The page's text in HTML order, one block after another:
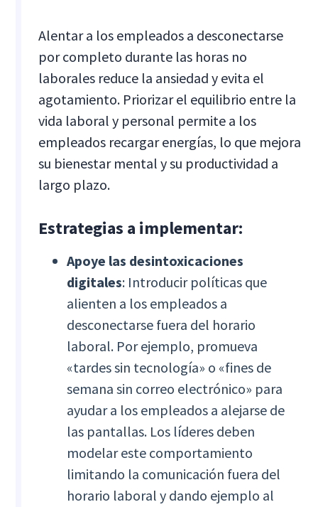
Alentar a los empleados a desconectarse
por completo durante las horas no
laborales reduce la ansiedad y evita el
agotamiento. Priorizar el equilibrio entre la
vida laboral y personal permite a los
empleados recargar energías, lo que mejora
su bienestar mental y su productividad a
largo plazo.
Estrategias a implementar:
Apoye las desintoxicaciones
digitales: Introducir políticas que
alienten a los empleados a
desconectarse fuera del horario
laboral. Por ejemplo, promueva
«tardes sin tecnología» o «fines de
semana sin correo electrónico» para
ayudar a los empleados a alejarse de
las pantallas. Los líderes deben
modelar este comportamiento
limitando la comunicación fuera del
horario laboral y dando ejemplo al